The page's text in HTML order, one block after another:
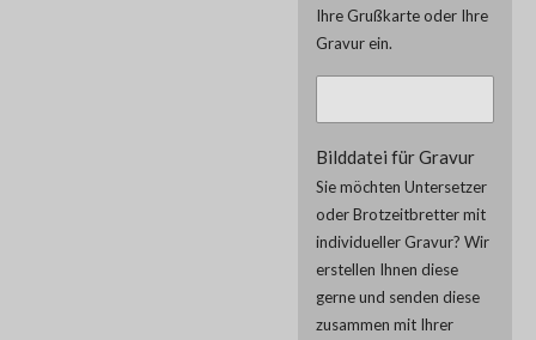
Ihre Grußkarte oder Ihre
Gravur ein.
Bilddatei für Gravur
Sie möchten Untersetzer
oder Brotzeitbretter mit
individueller Gravur? Wir
erstellen Ihnen diese
gerne und senden diese
zusammen mit Ihrer